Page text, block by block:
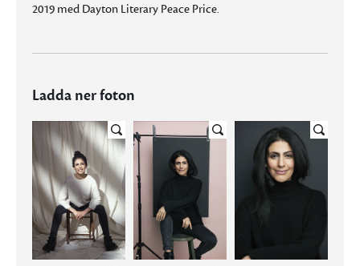
2019 med Dayton Literary Peace Price.
Ladda ner foton